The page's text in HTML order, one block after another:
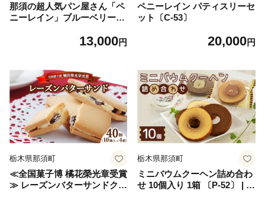
那須の超人気パン屋さん「ペ
ニーレイン」ブルーベリーブ
ンパンセット ペニーレインブ
ーレイン一斤 那須パンセット
那須ブルーベリーパン 那須人
気 那須冷凍 那須一斤 人気パ
ンセット 超人気ブルーベリー
パン ぱん セット パン 詰め合
わせ 冷凍ぱん ブルーベリー
ブレッド
13,000円
ペニーレイン パティスリーセ
ット〔C-53〕
20,000円
栃木県那須町
≪全国菓子博 橘花榮光章受賞
≫ レーズンバターサンドクッ
栃木県那須町
ミニバウムクーヘン詰め合わ
せ 10個入り 1箱 〔P-52〕 | 菓